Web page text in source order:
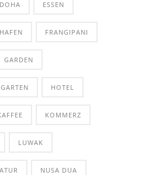
DOHA ESSEN
FRANGIPANI
GARDEN
GARTEN HOTEL
KOMMERZ
LUWAK
NUSA DUA